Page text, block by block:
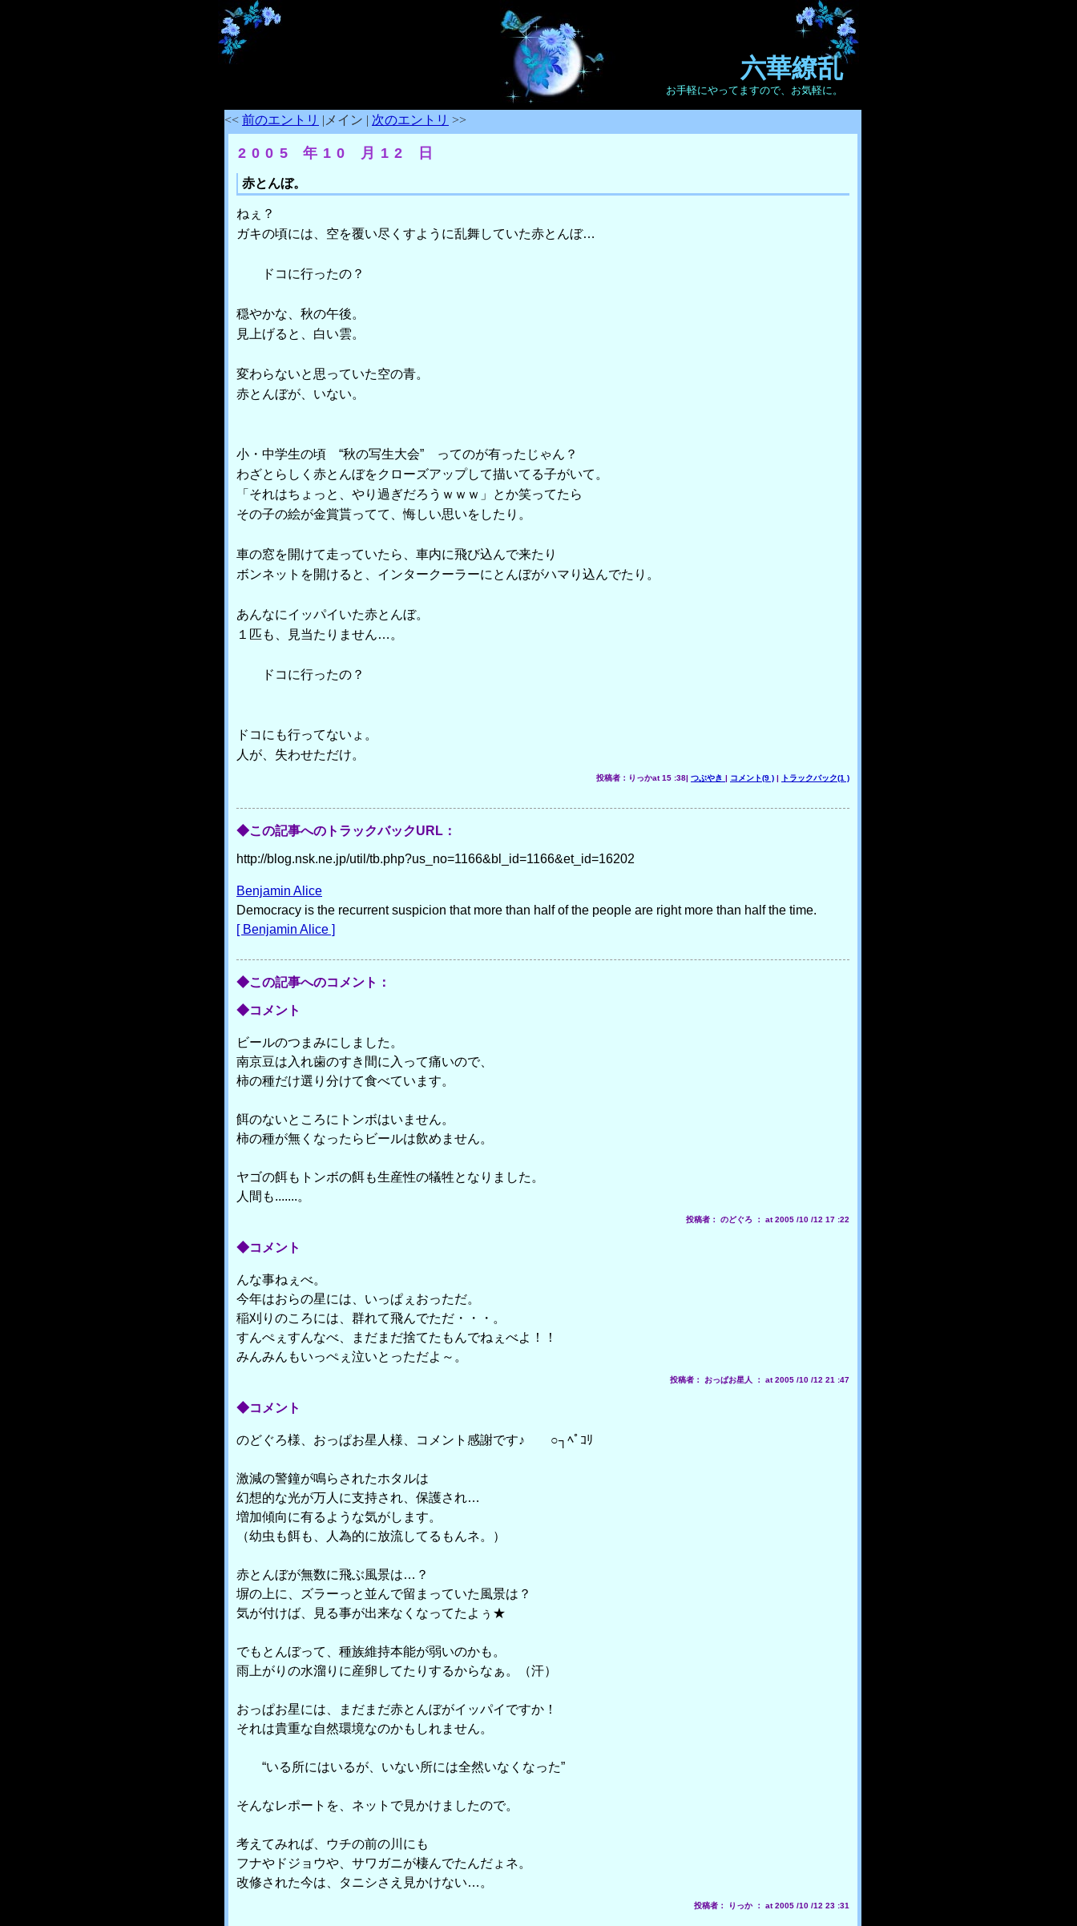
六華繚乱
お手軽にやってますので、お気軽に。
<< 前のエントリ |メイン | 次のエントリ >>
2005 年10 月12 日
赤とんぼ。
ねぇ？
ガキの頃には、空を覆い尽くすように乱舞していた赤とんぼ…
ドコに行ったの？
穏やかな、秋の午後。
見上げると、白い雲。
変わらないと思っていた空の青。
赤とんぼが、いない。
小・中学生の頃 “秋の写生大会” ってのが有ったじゃん？
わざとらしく赤とんぼをクローズアップして描いてる子がいて。
「それはちょっと、やり過ぎだろうｗｗｗ」とか笑ってたら
その子の絵が金賞貰ってて、悔しい思いをしたり。
車の窓を開けて走っていたら、車内に飛び込んで来たり
ボンネットを開けると、インタークーラーにとんぼがハマり込んでたり。
あんなにイッパイいた赤とんぼ。
１匹も、見当たりません…。
ドコに行ったの？
ドコにも行ってないょ。
人が、失わせただけ。
投稿者：りっかat 15 :38| つぶやき | コメント(9 ) | トラックバック(1 )
◆この記事へのトラックバックURL：
http://blog.nsk.ne.jp/util/tb.php?us_no=1166&bl_id=1166&et_id=16202
Benjamin Alice
Democracy is the recurrent suspicion that more than half of the people are right more than half the time.
[ Benjamin Alice ]
◆この記事へのコメント：
◆コメント
ビールのつまみにしました。
南京豆は入れ歯のすき間に入って痛いので、
柿の種だけ選り分けて食べています。
餌のないところにトンボはいません。
柿の種が無くなったらビールは飲めません。
ヤゴの餌もトンボの餌も生産性の犠牲となりました。
人間も.......。
投稿者： のどぐろ ： at 2005 /10 /12 17 :22
◆コメント
んな事ねぇべ。
今年はおらの星には、いっぱぇおっただ。
稲刈りのころには、群れて飛んでただ・・・。
すんぺぇすんなべ、まだまだ捨てたもんでねぇべよ！！
みんみんもいっぺぇ泣いとっただよ～。
投稿者： おっぱお星人 ： at 2005 /10 /12 21 :47
◆コメント
のどぐろ様、おっぱお星人様、コメント感謝です♪ ○┐ﾍﾟｺﾘ
激減の警鐘が鳴らされたホタルは
幻想的な光が万人に支持され、保護され…
増加傾向に有るような気がします。
（幼虫も餌も、人為的に放流してるもんネ。）
赤とんぼが無数に飛ぶ風景は…？
塀の上に、ズラーっと並んで留まっていた風景は？
気が付けば、見る事が出来なくなってたよぅ★
でもとんぼって、種族維持本能が弱いのかも。
雨上がりの水溜りに産卵してたりするからなぁ。（汗）
おっぱお星には、まだまだ赤とんぼがイッパイですか！
それは貴重な自然環境なのかもしれません。
“いる所にはいるが、いない所には全然いなくなった”
そんなレポートを、ネットで見かけましたので。
考えてみれば、ウチの前の川にも
フナやドジョウや、サワガニが棲んでたんだょネ。
改修された今は、タニシさえ見かけない…。
投稿者： りっか ： at 2005 /10 /12 23 :31